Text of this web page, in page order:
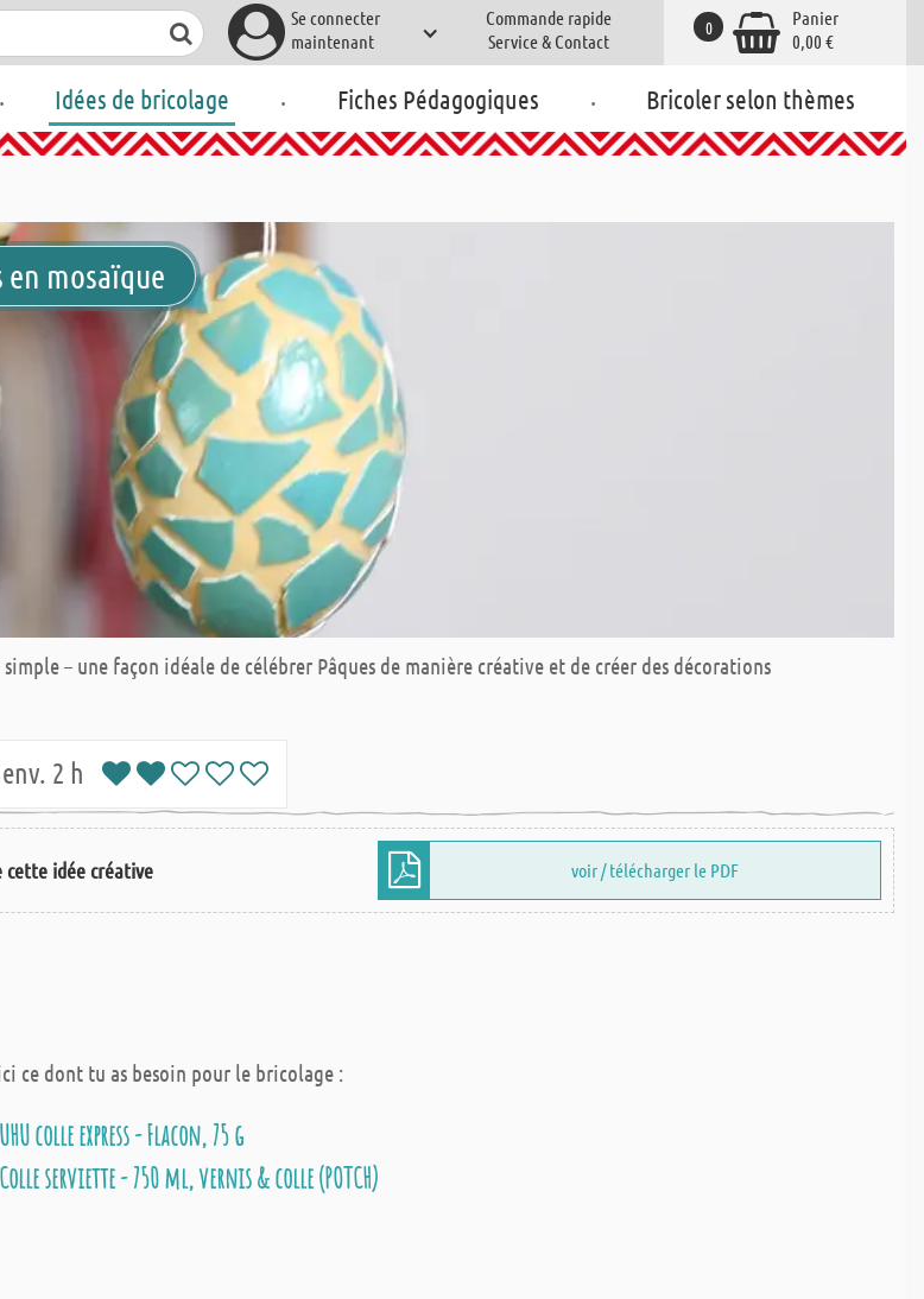
Se connecter
maintenant
Commande rapide
Service & Contact
Panier
0,00 €
0
. Idées de bricolage . Fiches Pédagogiques . Bricoler selon thèmes
en mosaïque
– une façon idéale de célébrer Pâques de manière créative et de créer des décorations
env. 2 h
cette idée créative voir / télécharger le PDF
ce dont tu as besoin pour le bricolage :
UHU colle express - Flacon, 75 g
Colle serviette - 750 ml, vernis & colle (POTCH)